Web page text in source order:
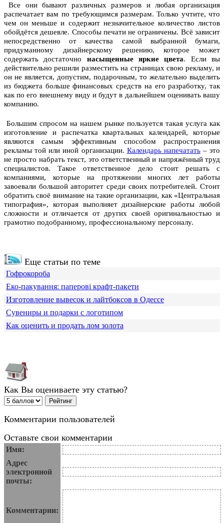
Все они бывают различных размеров и любая организация
распечатает вам по требующимся размерам. Только учтите, что
чем он меньше и содержит незначительное количество листов
обойдётся дешевле. Способы печати не ограничены. Всё зависит
непосредственно от качества самой выбранной бумаги,
придуманному дизайнерскому решению, которое может
содержать достаточно насыщенные яркие цвета. Если вы
действительно решили разместить на страницах свою рекламу, и
он не является, допустим, подарочным, то желательно выделить
из бюджета больше финансовых средств на его разработку, так
как по его внешнему виду и будут в дальнейшем оценивать вашу
компанию.
Большим спросом на нашем рынке пользуется такая услуга как
изготовление и распечатка квартальных календарей, которые
являются самым эффективным способом распространения
рекламы той или иной организации. Календарь напечатать– это
не просто набрать текст, это ответственный и напряжённый труд
специалистов. Такое ответственное дело стоит решать с
компаниями, которые на протяжении многих лет работы
завоевали большой авторитет среди своих потребителей. Стоит
обратить своё внимание на такие организации, как «Центральная
типография», которая выполняет дизайнерские работы любой
сложности и отличается от других своей оригинальностью и
грамотно подобранному, профессиональному персоналу.
Еще статьи по теме
Гофрокороба
Еко-пакування: паперові крафт-пакети
Изготовление вывесок и лайтбоксов в Одессе
Сувениры и подарки с логотипом
Как оценить и продать лом золота
Как Вы оцениваете эту статью?
Комментарии пользователей
Оставьте свои комментарии
Имя:
Адрес
электронной
почты:
Комментарии: